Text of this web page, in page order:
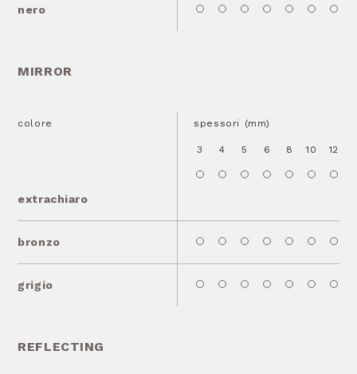
nero
MIRROR
colore
extrachiaro
spessori (mm)
3 4 5 6 8 10 12
bronzo
grigio
REFLECTING